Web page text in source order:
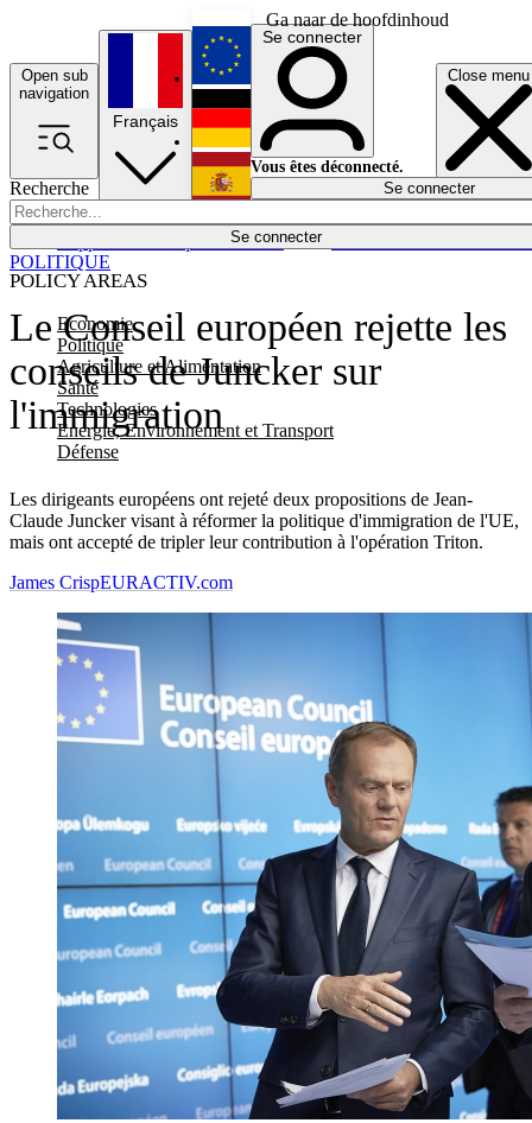
Ga naar de hoofdinhoud
Open sub
navigation
Close menu
Recherche
Se connecter
POLICY AREAS
Economie
Politique
Agriculture et Alimentation
Santé
Technologies
Energie, Environnement et Transport
Défense
Économie
Français
English
Deutsch
Español
Se connecter
Vous êtes déconnecté.
Se connecter
Le Conseil européen rejette les
conseils de Juncker sur
l'immigration
Les dirigeants européens ont rejeté deux propositions de Jean-
Claude Juncker visant à réformer la politique d'immigration de l'UE,
mais ont accepté de tripler leur contribution à l'opération Triton.
POLITIQUE
James CrispEURACTIV.com